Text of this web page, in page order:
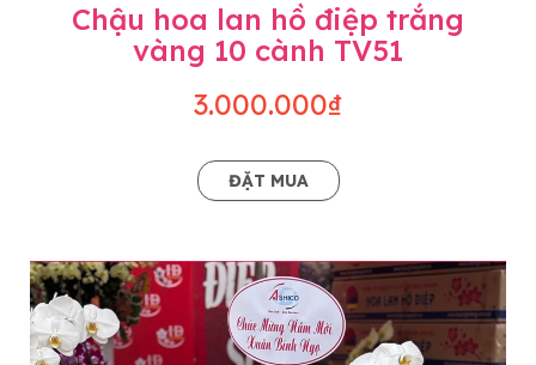
Chậu hoa lan hồ điệp trắng
vàng 10 cành TV51
3.000.000₫
ĐẶT MUA